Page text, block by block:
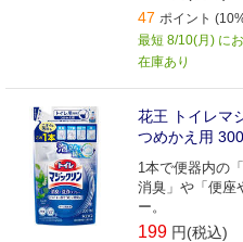
47 ポイント
最短 8/10(月) に
在庫あり
花王 トイレマ
つめかえ用
1本で便器内の
消臭」や「便座
ー。
199 円(税込)